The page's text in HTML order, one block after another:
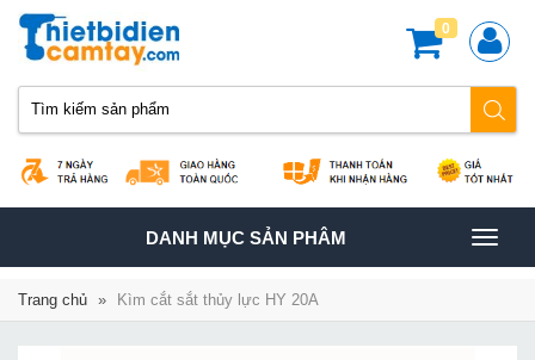
0
TOGGLE
NAVIGATION
DANH MỤC SẢN PHÂM
Trang chủ » Kìm cắt sắt thủy lực HY 20A